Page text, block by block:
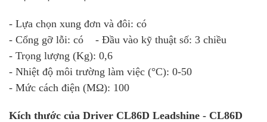
- Lựa chọn xung đơn và đôi: có
- Cổng gỡ lỗi: có - Đầu vào kỹ thuật số: 3 chiều
- Trọng lượng (Kg): 0,6
- Nhiệt độ môi trường làm việc (°C): 0-50
- Mức cách điện (MΩ): 100
Kích thước của Driver CL86D Leadshine - CL86D